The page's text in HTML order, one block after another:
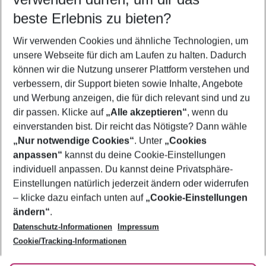
5-8 Nächte
2 Erwachsene Keine Kinder
Mehr Filter anzeigen
Footer
Footer navigation
Über uns
AGB
Bestpreisgarantie
Cookie-Einstellungen ändern
Cookie-Richtlinie
Agenturbetreuung
Barrierefreies Reisen
Folge uns
beste Erlebnis zu bieten?
Wir verwenden Cookies und ähnliche Technologien, um
unsere Webseite für dich am Laufen zu halten. Dadurch
können wir die Nutzung unserer Plattform verstehen und
verbessern, dir Support bieten sowie Inhalte, Angebote
und Werbung anzeigen, die für dich relevant sind und zu
dir passen. Klicke auf „Alle akzeptieren“, wenn du
einverstanden bist. Dir reicht das Nötigste? Dann wähle
„Nur notwendige Cookies“. Unter „Cookies
anpassen“ kannst du deine Cookie-Einstellungen
individuell anpassen. Du kannst deine Privatsphäre-
Einstellungen natürlich jederzeit ändern oder widerrufen
– klicke dazu einfach unten auf „Cookie-Einstellungen
ändern“.
Datenschutz-Informationen
Impressum
Cookie/Tracking-Informationen